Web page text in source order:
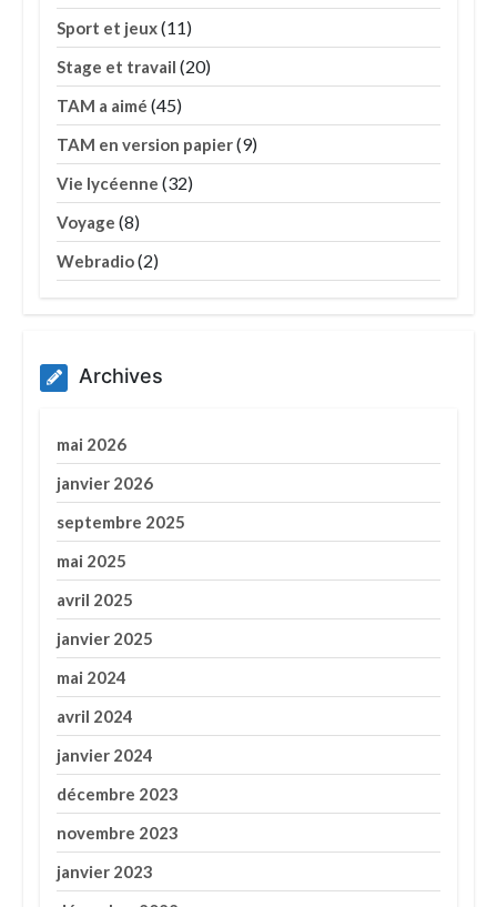
Sport et jeux(11)
Stage et travail (20)
TAM a aimé (45)
TAM en version papier(9)
Vie lycéenne (32)
Voyage (8)
Webradio(2)
Archives
mai 2026
janvier 2026
septembre 2025
mai 2025
avril 2025
janvier 2025
mai 2024
avril 2024
janvier 2024
décembre 2023
novembre 2023
janvier 2023